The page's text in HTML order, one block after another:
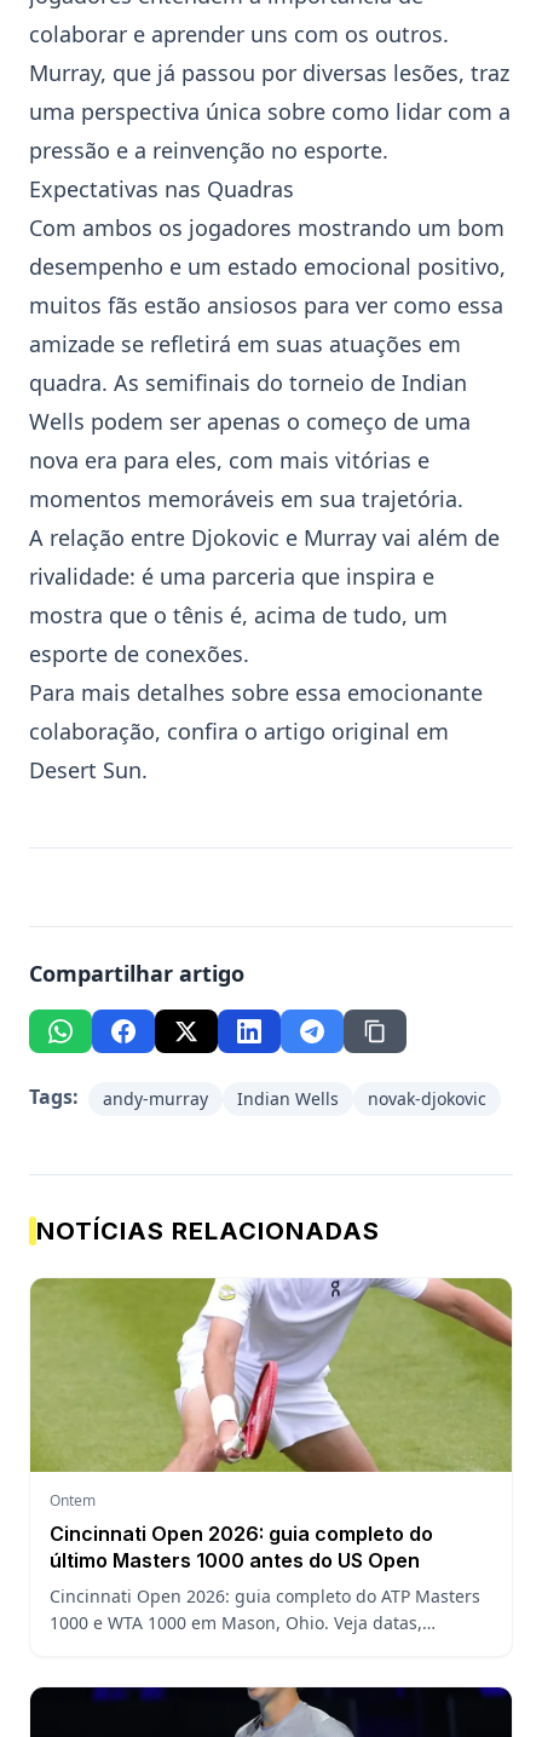
colaborar e aprender uns com os outros.
Murray, que já passou por diversas lesões, traz
uma perspectiva única sobre como lidar com a
pressão e a reinvenção no esporte.
Expectativas nas Quadras
Com ambos os jogadores mostrando um bom
desempenho e um estado emocional positivo,
muitos fãs estão ansiosos para ver como essa
amizade se refletirá em suas atuações em
quadra. As semifinais do torneio de Indian
Wells podem ser apenas o começo de uma
nova era para eles, com mais vitórias e
momentos memoráveis em sua trajetória.
A relação entre Djokovic e Murray vai além de
rivalidade: é uma parceria que inspira e
mostra que o tênis é, acima de tudo, um
esporte de conexões.
Para mais detalhes sobre essa emocionante
colaboração, confira o artigo original em
Desert Sun.
Compartilhar artigo
Tags: andy-murray Indian Wells novak-djokovic
NOTÍCIAS RELACIONADAS
Ontem
Cincinnati Open 2026: guia completo do
último Masters 1000 antes do US Open
Cincinnati Open 2026: guia completo do ATP Masters
1000 e WTA 1000 em Mason, Ohio. Veja datas,